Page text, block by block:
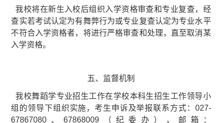
我校将在新生入校后组织入学资格审查和专业复查，经
查实若考试认定为有舞弊行为或专业复查认定为专业水平
不符合入学资格者，将进行严格审查和处理，直至取消某
入学资格。
五、监督机制
我校舞蹈学专业招生工作在学校本科生招生工作领导小
组的领导下组织实施，考生申诉及举报联系方式：027-
67867080、67868009（纪委办），邮箱：